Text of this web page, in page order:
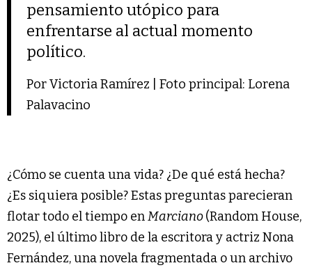
pensamiento utópico para
enfrentarse al actual momento
político.
Por Victoria Ramírez | Foto principal: Lorena
Palavacino
¿Cómo se cuenta una vida? ¿De qué está hecha?
¿Es siquiera posible? Estas preguntas parecieran
flotar todo el tiempo enMarciano(Random House,
2025), el último libro de la escritora y actriz Nona
Fernández, una novela fragmentada o un archivo